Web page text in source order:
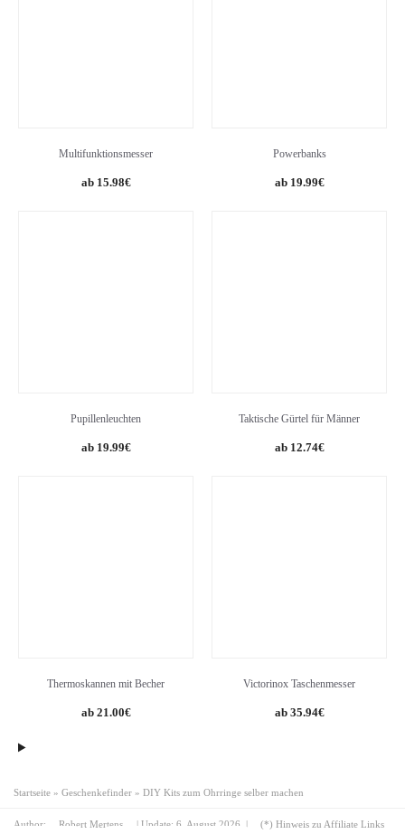
Multifunktionsmesser
15.98€
Powerbanks
19.99€
Pupillenleuchten
19.99€
Taktische Gürtel für Männer
Original
12.74€Current
Thermoskannen mit Becher
Original
21.00€Current
Victorinox Taschenmesser
Original
35.94€Current
Startseite » Geschenkefinder » DIY Kits zum Ohrringe selber machen
Author: Robert Mertens | Update: 6. August 2026 |
(*) Hinweis zu Affiliate Links